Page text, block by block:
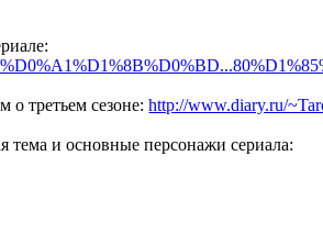
о третьем сезоне:http://www.diary.ru/
тема и основные персонажи сериала: